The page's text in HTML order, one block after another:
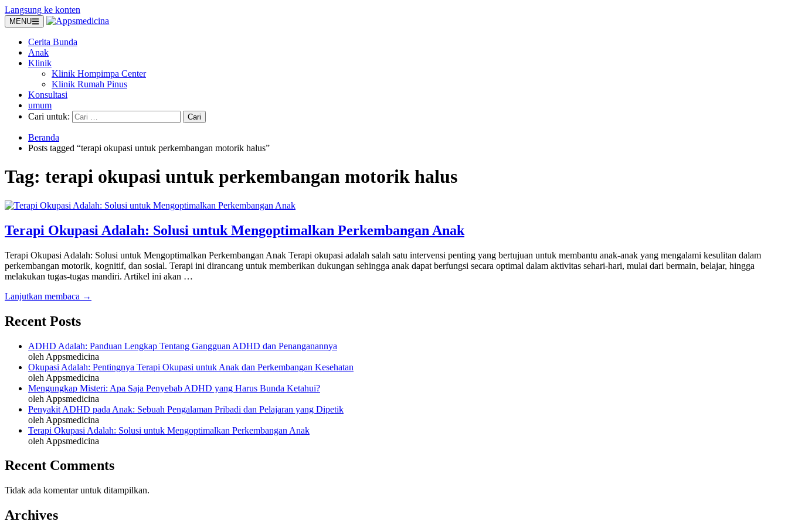
Langsung ke konten
MENU
Cerita Bunda
Anak
Klinik
Klinik Hompimpa Center
Klinik Rumah Pinus
Konsultasi
umum
Cari untuk:
Beranda
Posts tagged “terapi okupasi untuk perkembangan motorik halus”
Tag: terapi okupasi untuk perkembangan motorik halus
Terapi Okupasi Adalah: Solusi untuk Mengoptimalkan Perkembangan Anak
Terapi Okupasi Adalah: Solusi untuk Mengoptimalkan Perkembangan Anak Terapi okupasi adalah salah satu intervensi penting yang bertujuan untuk membantu anak-anak yang mengalami kesulitan dalam
perkembangan motorik, kognitif, dan sosial. Terapi ini dirancang untuk memberikan dukungan sehingga anak dapat berfungsi secara optimal dalam aktivitas sehari-hari, mulai dari bermain, belajar, hingga
melakukan tugas-tugas mandiri. Artikel ini akan …
Lanjutkan membaca →
Recent Posts
ADHD Adalah: Panduan Lengkap Tentang Gangguan ADHD dan Penanganannya
oleh Appsmedicina
Okupasi Adalah: Pentingnya Terapi Okupasi untuk Anak dan Perkembangan Kesehatan
oleh Appsmedicina
Mengungkap Misteri: Apa Saja Penyebab ADHD yang Harus Bunda Ketahui?
oleh Appsmedicina
Penyakit ADHD pada Anak: Sebuah Pengalaman Pribadi dan Pelajaran yang Dipetik
oleh Appsmedicina
Terapi Okupasi Adalah: Solusi untuk Mengoptimalkan Perkembangan Anak
oleh Appsmedicina
Recent Comments
Tidak ada komentar untuk ditampilkan.
Archives